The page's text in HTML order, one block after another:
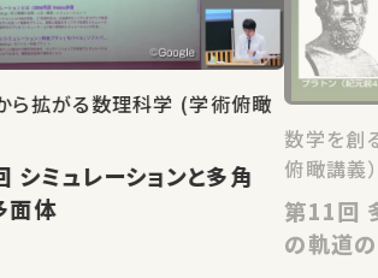
ら拡がる数理科学 (学術俯瞰
角
面体
数学を創
俯瞰講義）
第11回 多面体の形と曲面の上
の軌道